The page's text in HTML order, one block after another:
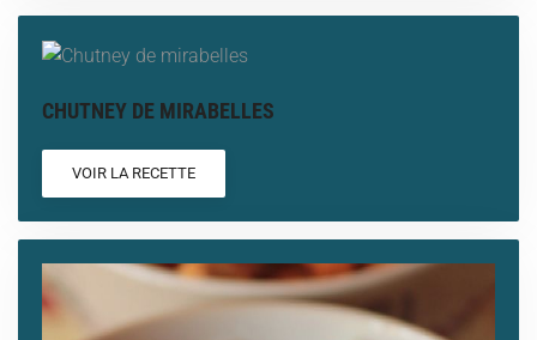
CHUTNEY DE MIRABELLES
VOIR LA RECETTE